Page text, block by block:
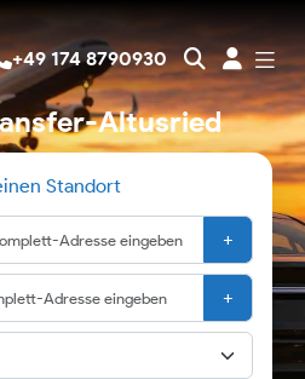
+49 174 8790930
Altusried
Standort
+
+